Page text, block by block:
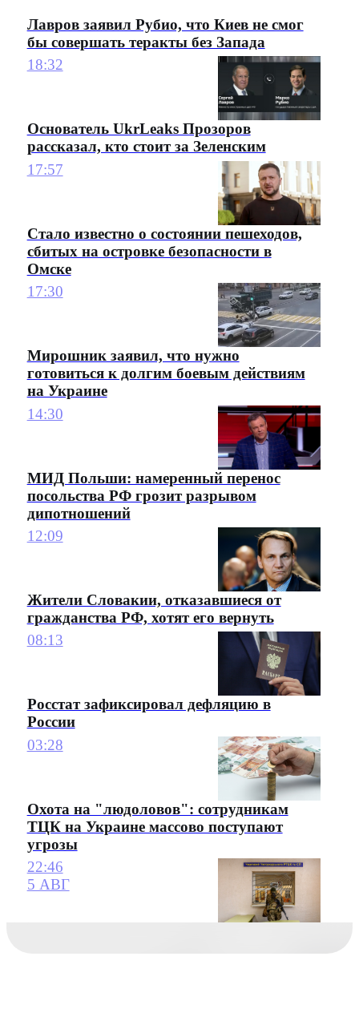
Лавров заявил Рубио, что Киев не смог
бы совершать теракты без Запада
18:32
Основатель UkrLeaks Прозоров
рассказал, кто стоит за Зеленским
17:57
Стало известно о состоянии пешеходов,
сбитых на островке безопасности в
Омске
17:30
Мирошник заявил, что нужно
готовиться к долгим боевым действиям
на Украине
14:30
МИД Польши: намеренный перенос
посольства РФ грозит разрывом
дипотношений
12:09
Жители Словакии, отказавшиеся от
гражданства РФ, хотят его вернуть
08:13
Росстат зафиксировал дефляцию в
России
03:28
Охота на "людоловов": сотрудникам
ТЦК на Украине массово поступают
угрозы
22:46
5 АВГ